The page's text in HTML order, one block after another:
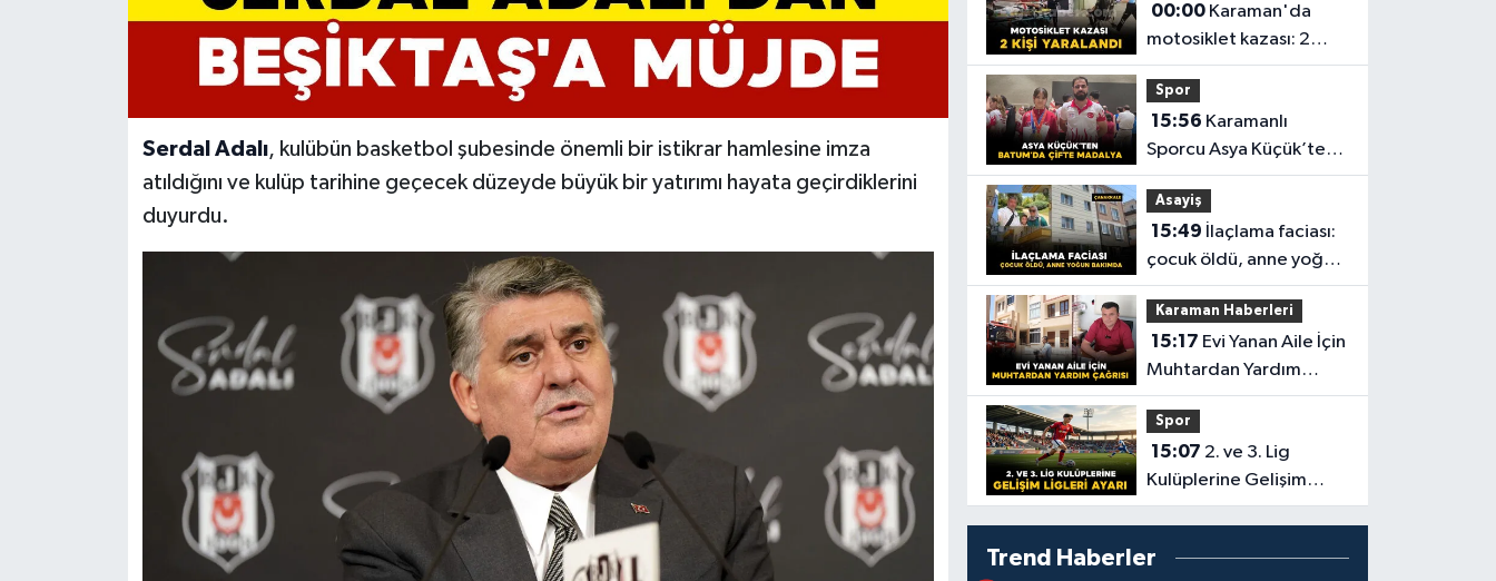
Serdal Adalı, kulübün basketbol şubesinde önemli bir istikrar hamlesine imza
atıldığını ve kulüp tarihine geçecek düzeyde büyük bir yatırımı hayata geçirdiklerini
duyurdu.
00:00Karaman'da
motosiklet kazası: 2
yaralı
Spor
15:56
Sporcu Asya Küçük’ten
Batum’da Çifte Madalya
Asayiş
15:49
çocuk öldü, anne yoğun
bakımda
Karaman Haberleri
15:17
Muhtardan Yardım
Çağrısı
Spor
15:07
Kulüplerine Gelişim
Ligleri Ayarı
Trend Haberler